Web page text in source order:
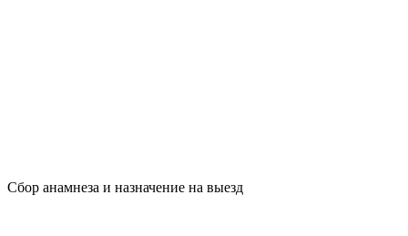
Сбор анамнеза и назначение на выезд